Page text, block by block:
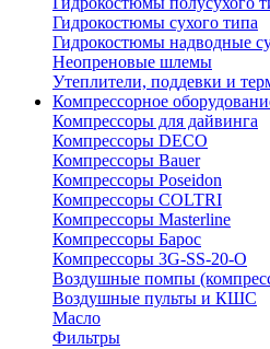
Гидрокостюмы сухого типа
Гидрокостюмы надводные
Неопреновые шлемы
Утеплители, поддевки и
Компрессорное
Компрессоры для дайвинга
Компрессоры DECO
Компрессоры Bauer
Компрессоры Poseidon
Компрессоры COLTRI
Компрессоры Masterline
Компрессоры Барос
Компрессоры 3G-SS-20-O
Воздушные помпы
Воздушные пульты и КШС
Масло
Фильтры